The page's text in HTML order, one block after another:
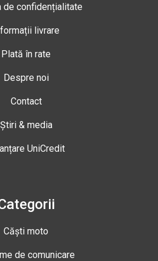
de confidențialitate
livrare
Plată în rate
Despre noi
Contact
Știri & media
UniCredit
Căști moto
de comunicare